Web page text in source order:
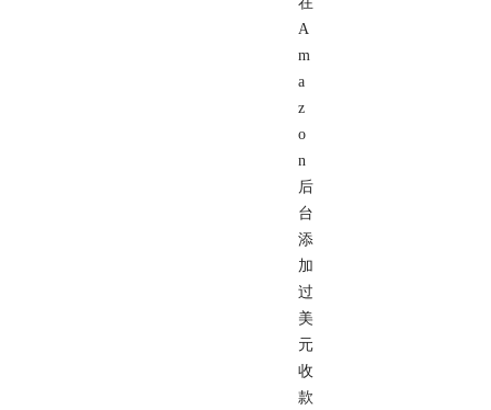
A
m
a
z
o
n
后
台
添
加
过
美
元
收
款